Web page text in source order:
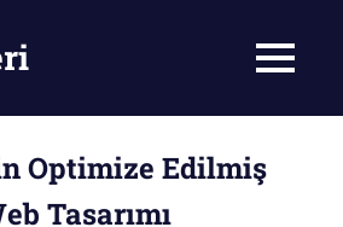
MENU
Optimize Edilmiş
Tasarımı